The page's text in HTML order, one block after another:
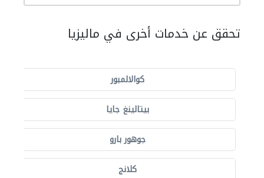
تحقق عن خدمات أخرى في ماليزيا
كوالالمبور
بيتالينغ جايا
جوهور بارو
كلانج